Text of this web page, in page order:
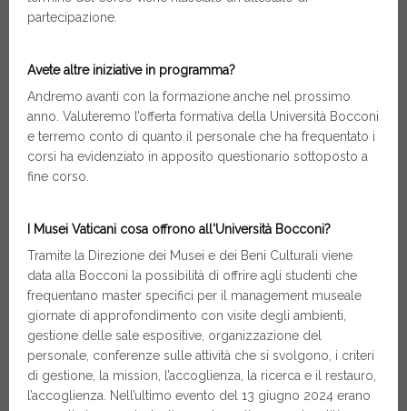
partecipazione.
Avete altre iniziative in programma?
Andremo avanti con la formazione anche nel prossimo
anno. Valuteremo l’offerta formativa della Università Bocconi
e terremo conto di quanto il personale che ha frequentato i
corsi ha evidenziato in apposito questionario sottoposto a
fine corso.
I Musei Vaticani cosa offrono all'Università Bocconi?
Tramite la Direzione dei Musei e dei Beni Culturali viene
data alla Bocconi la possibilità di offrire agli studenti che
frequentano master specifici per il management museale
giornate di approfondimento con visite degli ambienti,
gestione delle sale espositive, organizzazione del
personale, conferenze sulle attività che si svolgono, i criteri
di gestione, la mission, l’accoglienza, la ricerca e il restauro,
l’accoglienza. Nell’ultimo evento del 13 giugno 2024 erano